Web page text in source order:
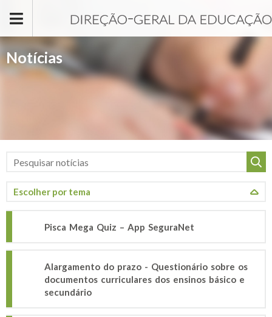
Notícias
Pisca Mega Quiz – App SeguraNet
Alargamento do prazo - Questionário sobre os
documentos curriculares dos ensinos básico e
secundário